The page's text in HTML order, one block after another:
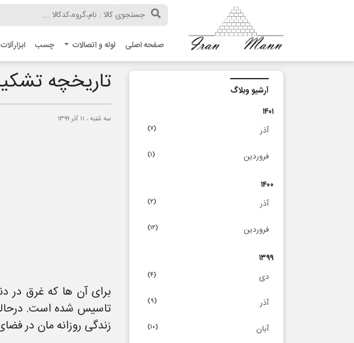
صفحه اصلی لوله و اتصالات چسب ابزارآلات
آرشیو وبلاگ
۱۴۰۱
آذر
(۷)
فروردین (۱)
۱۴۰۰
آذر
(۲)
فروردین (۱۲)
۱۳۹۹
دی
(۴)
آذر (۹)
آبان (۱۰)
تاریخچه
سه شنبه ، ۱۱ آذر ۱۳۹۹
برای آن ها که غرق در
تاسیس شده است.
زندگی روزانه مان در